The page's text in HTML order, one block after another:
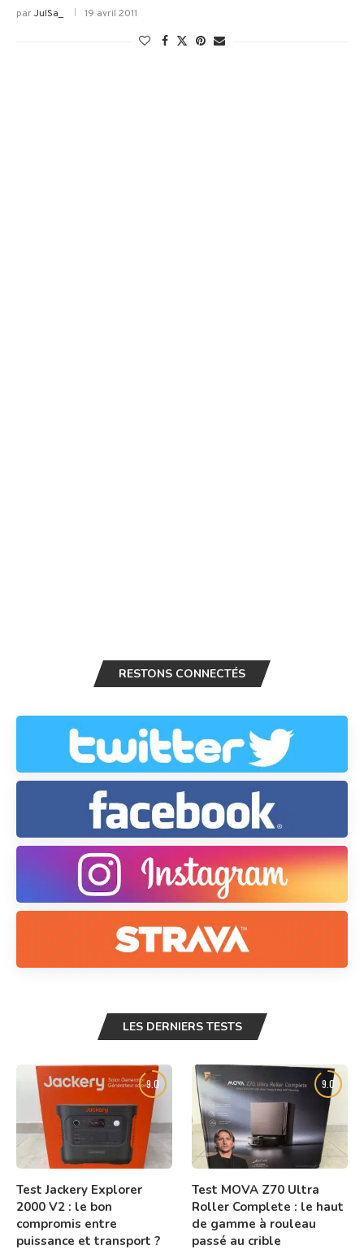
parJulSa_ 19 avril 2011
RESTONS CONNECTÉS
LES DERNIERS TESTS
9.0
Test Jackery Explorer
2000 V2 : le bon
compromis entre
puissance et transport ?
9.0
Test MOVA Z70 Ultra
Roller Complete : le haut
de gamme à rouleau
passé au crible